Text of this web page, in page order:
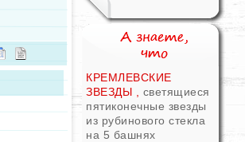
КРЕМЛЕВСКИЕ
ЗВЕЗДЫ , светящиеся
пятиконечные звезды
из рубинового стекла
на 5 башнях